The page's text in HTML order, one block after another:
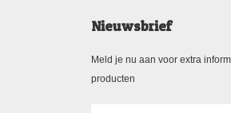
Nieuwsbrief
Meld je nu aan voor extra
producten